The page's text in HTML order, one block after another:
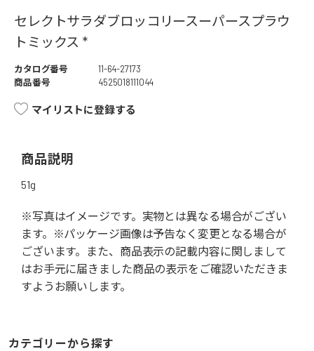
セレクトサラダブロッコリースーパースプラウ
トミックス *
カタログ番号
11-64-27173
商品番号
4525018111044
マイリストに登録する
商品説明
51g
※写真はイメージです。実物とは異なる場合がござい
ます。※パッケージ画像は予告なく変更となる場合が
ございます。また、商品表示の記載内容に関しまして
はお手元に届きました商品の表示をご確認いただきま
すようお願いします。
カテゴリーから探す